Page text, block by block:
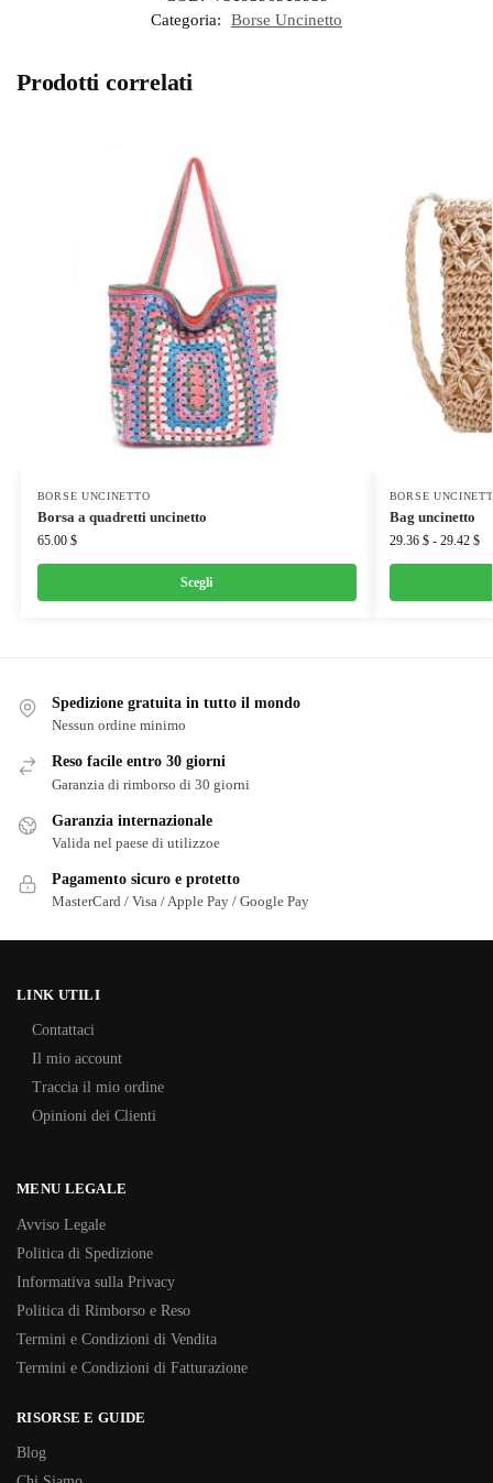
Categoria:
Borse Uncinetto
Prodotti correlati
BORSE UNCINETTO
Borsa a quadretti uncinetto
65.00 $
Scegli
BORSE
Bag uncinetto
29.36 $ - 29.42 $
Spedizione gratuita in tutto il mondo
Nessun ordine minimo
Reso facile entro 30 giorni
Garanzia di rimborso di 30 giorni
Garanzia internazionale
Valida nel paese di utilizzoe
Pagamento sicuro e protetto
MasterCard / Visa / Apple Pay / Google Pay
LINK UTILI
Contattaci
Il mio account
Traccia il mio ordine
Opinioni dei Clienti
MENU LEGALE
Avviso Legale
Politica di Spedizione
Informativa sulla Privacy
Politica di Rimborso e Reso
Termini e Condizioni di Vendita
Termini e Condizioni di Fatturazione
RISORSE E GUIDE
Blog